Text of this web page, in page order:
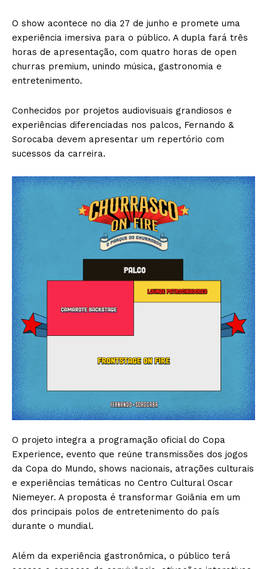
O show acontece no dia 27 de junho e promete uma
experiência imersiva para o público. A dupla fará três
horas de apresentação, com quatro horas de open
churras premium, unindo música, gastronomia e
entretenimento.
Conhecidos por projetos audiovisuais grandiosos e
experiências diferenciadas nos palcos, Fernando &
Sorocaba devem apresentar um repertório com
sucessos da carreira.
O projeto integra a programação oficial do Copa
Experience, evento que reúne transmissões dos jogos
da Copa do Mundo, shows nacionais, atrações culturais
e experiências temáticas no Centro Cultural Oscar
Niemeyer. A proposta é transformar Goiânia em um
dos principais polos de entretenimento do país
durante o mundial.
Além da experiência gastronômica, o público terá